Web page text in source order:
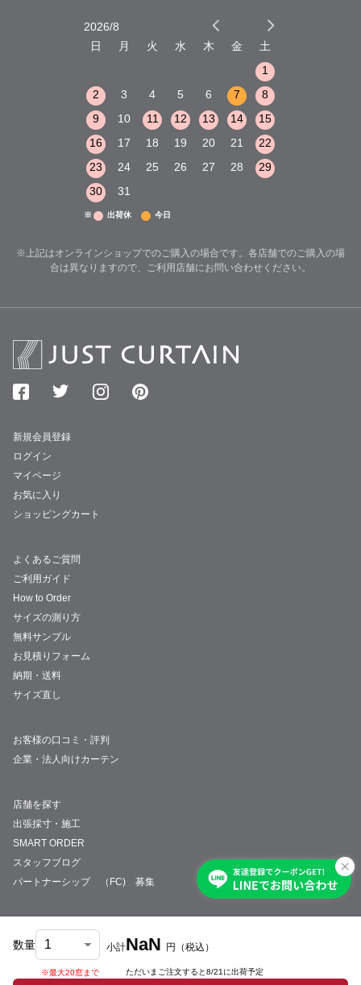
数量
※最大20窓まで
小計NaN 円 （税込）
ただいまご注文すると8/21 に出荷予定
2026/8
日
月 火 水 木 金
土
1
2
3 4 5 6 7
8
9
10 11 12 13 14
15
16
17 18 19 20 21
22
23
24 25 26 27 28
29
30
31
※ 出荷休 今日
※上記はオンラインショップでのご購入の場合です。各店舗でのご購入の場
合は異なりますので、ご利用店舗にお問い合わせください。
新規会員登録
ログイン
マイページ
お気に入り
ショッピングカート
よくあるご質問
ご利用ガイド
How to Order
サイズの測り方
無料サンプル
お見積りフォーム
納期・送料
サイズ直し
お客様の口コミ・評判
企業・法人向けカーテン
店舗を探す
出張採寸・施工
SMART ORDER
スタッフブログ
パートナーシップ （FC) 募集
会社概要 採用情報特定商取引法について